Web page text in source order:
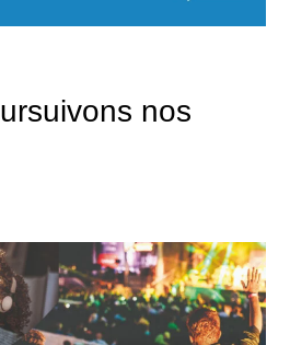
nos